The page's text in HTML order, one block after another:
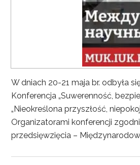
W dniach 20-21 maja br. odbyła
Konferencja „Suwerenność,
„Nieokreślona przyszłość,
Organizatorami konferencji
przedsięwzięcia –